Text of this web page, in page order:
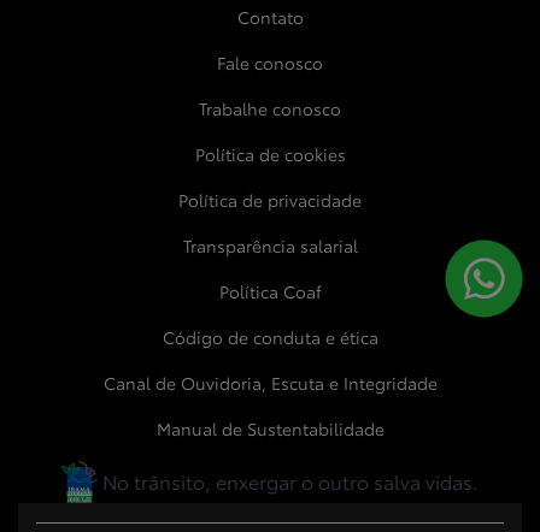
Contato
Fale conosco
Trabalhe conosco
Política de cookies
Política de privacidade
Transparência salarial
Política Coaf
Código de conduta e ética
Canal de Ouvidoria, Escuta e Integridade
Manual de Sustentabilidade
No trânsito, enxergar o outro salva vidas.